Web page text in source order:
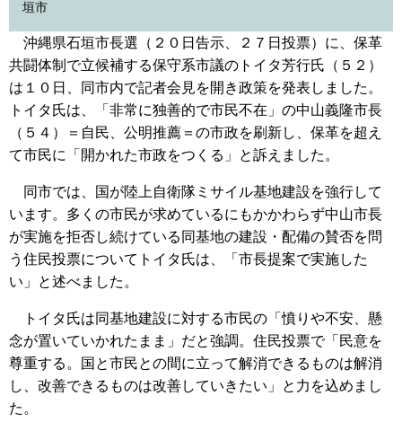
垣市
沖縄県石垣市長選（２０日告示、２７日投票）に、保革
共闘体制で立候補する保守系市議のトイタ芳行氏（５２）
は１０日、同市内で記者会見を開き政策を発表しました。
トイタ氏は、「非常に独善的で市民不在」の中山義隆市長
（５４）＝自民、公明推薦＝の市政を刷新し、保革を超え
て市民に「開かれた市政をつくる」と訴えました。
同市では、国が陸上自衛隊ミサイル基地建設を強行して
います。多くの市民が求めているにもかかわらず中山市長
が実施を拒否し続けている同基地の建設・配備の賛否を問
う住民投票についてトイタ氏は、「市長提案で実施した
い」と述べました。
トイタ氏は同基地建設に対する市民の「憤りや不安、懸
念が置いていかれたまま」だと強調。住民投票で「民意を
尊重する。国と市民との間に立って解消できるものは解消
し、改善できるものは改善していきたい」と力を込めまし
た。